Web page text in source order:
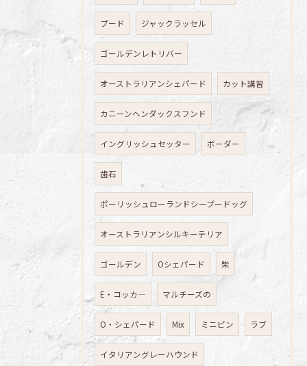
プード ジャックラッセル
ゴールデンレトリバー
オーストラリアンシェパード カット講習
カニーンヘンダックスフンド
イングリッシュセッター ボーダー
歯石
ポーリッシュローランドシープードッグ
オーストラリアンシルキーテリア
ゴールデン Oシェパード 柴
E・コッカ― マルチーズの
O・シェパード Mix ミニピン ラブ
イタリアングレーハウンド